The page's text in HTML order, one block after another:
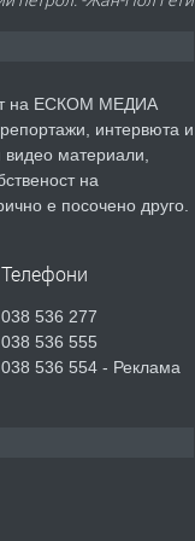
на ЕСКОМ МЕДИА
интервюта и
видео материали,
на
е посочено друго.
Телефони
038 536 277
038 536 555
038 536 554 - Реклама